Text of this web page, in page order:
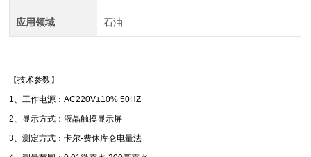
应用领域 石油
【技术参数】
1、工作电源：AC220V±10% 50HZ
2、显示方式：液晶触摸显示屏
3、测定方式：卡尔-费休库仑电量法